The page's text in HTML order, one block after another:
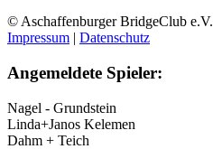
© Aschaffenburger BridgeClub e.V.
Impressum | Datenschutz
Angemeldete Spieler:
Nagel - Grundstein
Linda+Janos Kelemen
Dahm + Teich